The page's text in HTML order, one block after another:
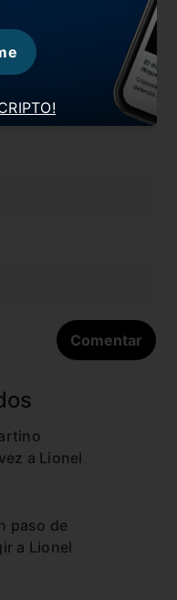
a Lionel
paso de
a Lionel